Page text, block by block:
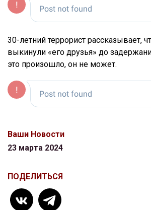
30-летний террорист рассказывает,
выкинули «его друзья» до
это произошло, он не может.
Ваши Новости
23 марта 2024
ПОДЕЛИТЬСЯ